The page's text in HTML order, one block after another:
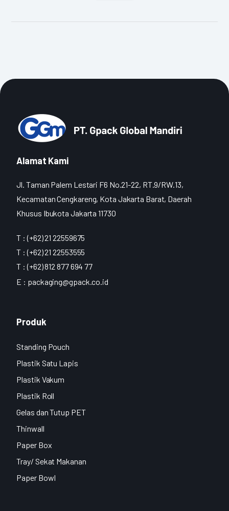
Alamat Kami
Jl. Taman Palem Lestari F6 No.21-22, RT.9/RW.13,
Kecamatan Cengkareng, Kota Jakarta Barat, Daerah
Khusus Ibukota Jakarta 11730
T : (+62) 21 22559675
T : (+62) 21 22553555
T : (+62) 812 877 694 77
E : packaging@gpack.co.id
Produk
Standing Pouch
Plastik Satu Lapis
Plastik Vakum
Plastik Roll
Gelas dan Tutup PET
Thinwall
Paper Box
Tray/ Sekat Makanan
Paper Bowl